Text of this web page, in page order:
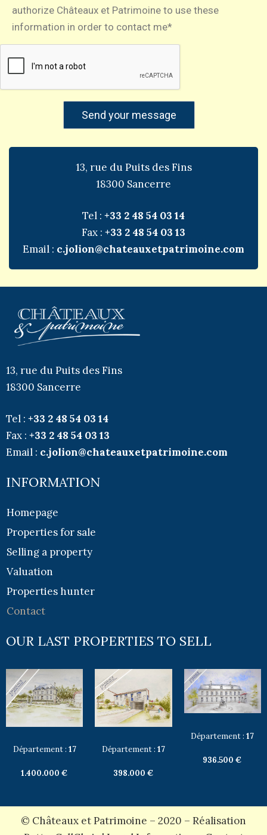
authorize Châteaux et Patrimoine to use these
information in order to contact me*
13, rue du Puits des Fins
18300 Sancerre
Tel : +33 2 48 54 03 14
Fax : +33 2 48 54 03 13
Email : c.jolion@chateauxetpatrimoine.com
13, rue du Puits des Fins
18300 Sancerre
Tel : +33 2 48 54 03 14
Fax : +33 2 48 54 03 13
Email : c.jolion@chateauxetpatrimoine.com
INFORMATION
Homepage
Properties for sale
Selling a property
Valuation
Properties hunter
Contact
OUR LAST PROPERTIES TO SELL
Département : 17
1.400.000 €
Département : 17
398.000 €
Département :17
936.500 €
© Châteaux et Patrimoine – 2020 – Réalisation